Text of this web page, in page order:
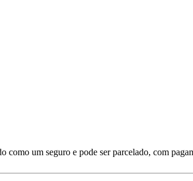
como um seguro e pode ser parcelado, com